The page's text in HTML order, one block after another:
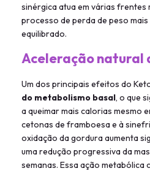
sinérgica atua em várias
processo de perda de peso
equilibrado.
Aceleração natural
Um dos principais efeitos do
do metabolismo basal, o que
a queimar mais calorias mesmo
cetonas de framboesa e à
oxidação da gordura aumenta
uma redução progressiva da
semanas. Essa ação metabólica